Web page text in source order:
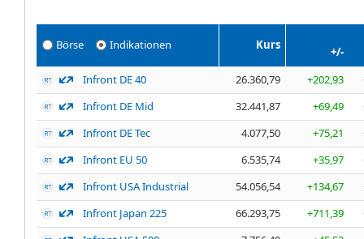
Börse Indikationen Kurs
+/-
Infront DE 40
26.360,79 +202,93
Infront DE Mid
32.441,87 +69,49
Infront DE Tec
4.077,50 +75,21
Infront EU 50
6.535,74 +35,97
Infront USA Industrial
54.056,54 +134,67
Infront Japan 225
66.293,75 +711,39